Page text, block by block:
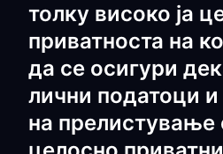
толку високо ја
приватноста на
да се осигури
лични податоци и
на прелистување